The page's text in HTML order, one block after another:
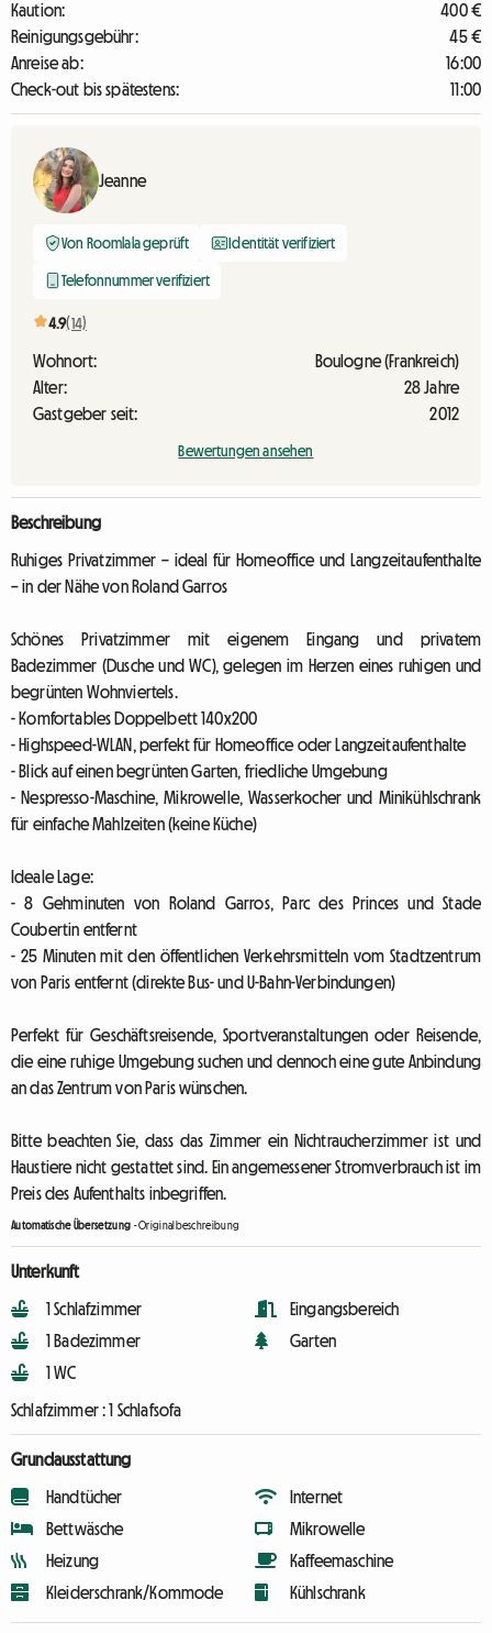
Kaution:
400 €
Reinigungsgebühr:
45 €
Anreise ab:
16:00
Check-out bis spätestens:
11:00
Jeanne
Von Roomlala geprüft Identität verifiziert
Telefonnummer verifiziert
4.9(14)
Wohnort:
Boulogne (Frankreich)
Alter:
28 Jahre
Gastgeber seit:
2012
Bewertungen ansehen
Beschreibung
Ruhiges Privatzimmer – ideal für Homeoffice und Langzeitaufenthalte
– in der Nähe von Roland Garros
Schönes Privatzimmer mit eigenem Eingang und privatem
Badezimmer (Dusche und WC), gelegen im Herzen eines ruhigen und
begrünten Wohnviertels.
- Komfortables Doppelbett 140x200
- Highspeed-WLAN, perfekt für Homeoffice oder Langzeitaufenthalte
- Blick auf einen begrünten Garten, friedliche Umgebung
- Nespresso-Maschine, Mikrowelle, Wasserkocher und Minikühlschrank
für einfache Mahlzeiten (keine Küche)
Ideale Lage:
- 8 Gehminuten von Roland Garros, Parc des Princes und Stade
Coubertin entfernt
- 25 Minuten mit den öffentlichen Verkehrsmitteln vom Stadtzentrum
von Paris entfernt (direkte Bus- und U-Bahn-Verbindungen)
Perfekt für Geschäftsreisende, Sportveranstaltungen oder Reisende,
die eine ruhige Umgebung suchen und dennoch eine gute Anbindung
an das Zentrum von Paris wünschen.
Bitte beachten Sie, dass das Zimmer ein Nichtraucherzimmer ist und
Haustiere nicht gestattet sind. Ein angemessener Stromverbrauch ist im
Preis des Aufenthalts inbegriffen.
Automatische Übersetzung -Originalbeschreibung
Unterkunft
1 Schlafzimmer
1 Badezimmer
1 WC
Eingangsbereich
Garten
Schlafzimmer :1 Schlafsofa
Grundausstattung
Handtücher
Bettwäsche
Heizung
Kleiderschrank/Kommode
Internet
Mikrowelle
Kaffeemaschine
Kühlschrank